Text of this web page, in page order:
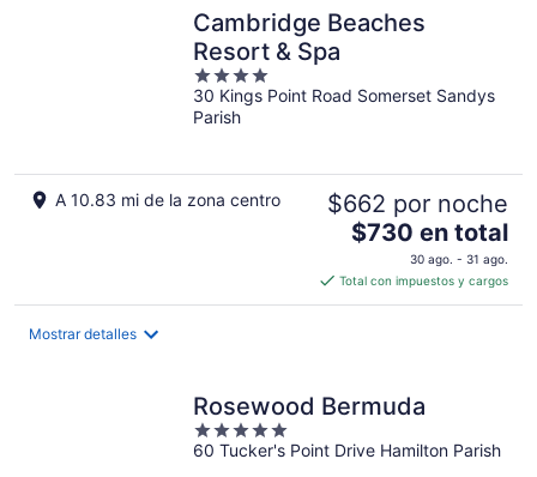
por
noche
Cambridge Beaches
Resort & Spa
4
out
of
30 Kings Point Road Somerset Sandys
Parish
A 10.83 mi de la zona centro $662 por noche
El
es
de
por
noche
$730 en total
30 ago. - 31 ago.
Total con impuestos y cargos
Mostrar detalles
Rosewood Bermuda
5
out
60 Tucker's Point Drive Hamilton Parish